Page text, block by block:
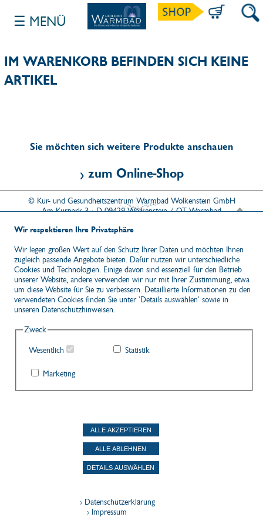
Wir respektieren Ihre Privatsphäre
Wir legen großen Wert auf den Schutz Ihrer Daten und möchten Ihnen
zugleich passende Angebote bieten. Dafür nutzen wir unterschiedliche
Cookies und Technologien. Einige davon sind essenziell für den Betrieb
unserer Website, andere verwenden wir nur mit Ihrer Zustimmung, etwa
um diese Website für Sie zu verbessern. Detaillierte Informationen zu den
verwendeten Cookies finden Sie unter 'Details auswählen' sowie in
unseren Datenschutzhinweisen.
Zweck
Wesentlich Statistik
Marketing
ALLE AKZEPTIEREN
ALLE ABLEHNEN
DETAILS AUSWÄHLEN
› Datenschutzerklärung
› Impressum
☰ MENÜ
IM WARENKORB BEFINDEN SICH KEINE
ARTIKEL
Sie möchten sich weitere Produkte anschauen
zum Online-Shop
© Kur- und Gesundheitszentrum Warmbad Wolkenstein GmbH
Am Kurpark 3 · D-09429 Wolkenstein / OT Warmbad
Kontakt
Newsletter
Impressum
AGB Shop/Gutscheine
Datenschutz
Widerruf Cookie-Einwilligung
Vertrag widerrufen
Für Druck- und Rechenfehler kann nicht gehaftet werden.
25 | 152 | 149727 (d) SSL